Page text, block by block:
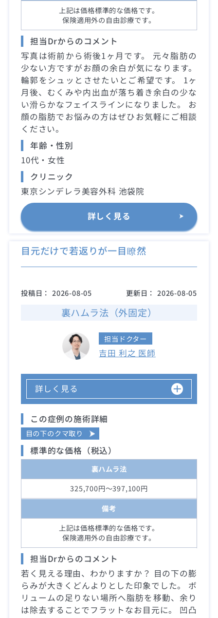
上記は価格標準的な価格です。
保険適用外の自由診療です。
担当Drからのコメント
写真は術前から術後1ヶ月です。 元々脂肪の
少ない方ですがお顔の余白が気になります。
輪郭をシュッとさせたいとご希望です。 1ヶ
月後、むくみや内出血が落ち着き余白の少な
い滑らかなフェイスラインになりました。 お
顔の脂肪でお悩みの方はぜひお気軽にご相談
ください。
年齢・性別
10代・女性
クリニック
東京シンデレラ美容外科 池袋院
詳しく見る
目元だけで若返りが一目瞭然
投稿日： 2026-08-05 更新日： 2026-08-05
裏ハムラ法（外固定）
担当ドクター
吉田 利之 医師
詳しく見る
この症例の施術詳細
目の下のクマ取り
標準的な価格（税込）
裏ハムラ法
325,700円～397,100円
備考
上記は価格標準的な価格です。
保険適用外の自由診療です。
担当Drからのコメント
若く見える理由、わかりますか？ 目の下の膨
らみが大きくどんよりとした印象でした。 ボ
リュームの足りない場所へ脂肪を移動、余り
は除去することでフラットなお目元に。 凹凸